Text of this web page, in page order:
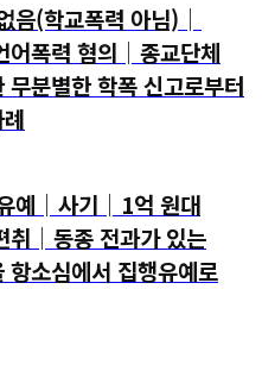
음(학교폭력 아님)│
어폭력 혐의│종교단체
무분별한 학폭 신고로부터
예│사기│1억 원대
취│동종 전과가 있는
항소심에서 집행유예로